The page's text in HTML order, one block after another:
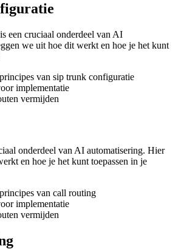
een cruciaal onderdeel van AI
we uit hoe dit werkt en hoe je het kunt
van sip trunk configuratie
implementatie
vermijden
onderdeel van AI automatisering. Hier
en hoe je het kunt toepassen in je
van call routing
implementatie
vermijden